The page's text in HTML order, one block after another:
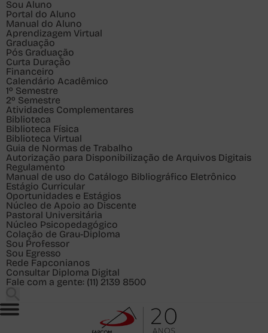
Sou Aluno
Portal do Aluno
Manual do Aluno
Aprendizagem Virtual
Graduação
Pós Graduação
Curta Duração
Financeiro
Calendário Acadêmico
1º Semestre
2º Semestre
Atividades Complementares
Biblioteca
Biblioteca Física
Biblioteca Virtual
Guia de Normas de Trabalho
Autorização para Disponibilização de Arquivos Digitais
Regulamento
Manual de uso do Catálogo Bibliográfico Eletrônico
Estágio Curricular
Oportunidades e Estágios
Núcleo de Apoio ao Discente
Pastoral Universitária
Núcleo Psicopedagógico
Colação de Grau-Diploma
Sou Professor
Sou Egresso
Rede Fapconianos
Consultar Diploma Digital
Fale com a gente: (11) 2139 8500